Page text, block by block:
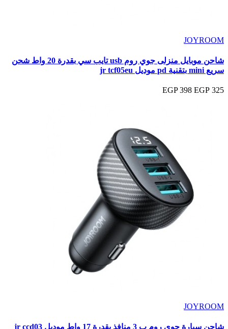
JOYROOM
شاحن موبايل منزلى جوي روم usb تايب سي بقدرة 20 واط شحن
سريع mini بتقنية pd موديل jr tcf05eu
325 EGP
398 EGP
JOYROOM
شاحن سيارة جوي روم ب 3 منافذ بقدرة 17 واط موديل jr ccd03